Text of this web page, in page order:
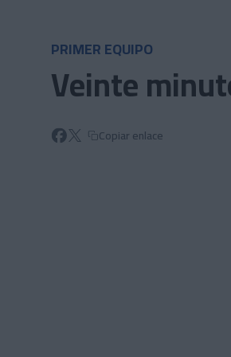
PRIMER EQUIPO
Veinte
Copiar enlace